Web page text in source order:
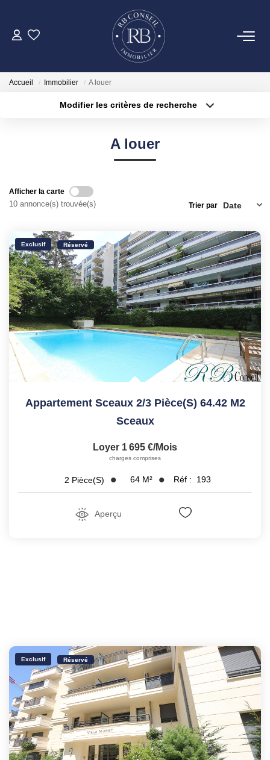
ACHETER
NOTRE AGENCE
CONTACT
Accueil Immobilier A louer
Modifier les critères de recherche
A louer
Afficher la carte
10 annonce(s) trouvée(s) Trier par
Exclusif Réservé
Appartement Sceaux 2/3 Pièce(s) 64.42 M2
Sceaux
Loyer 1 695 €/mois
charges comprises
2 Pièce(s) 64 M² Réf : 193
Aperçu
Exclusif Réservé